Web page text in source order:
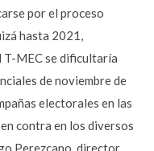
por el proceso
hasta 2021,
T-MEC se dificultaría
de noviembre de
electorales en las
contra en los diversos
Perezcano, director